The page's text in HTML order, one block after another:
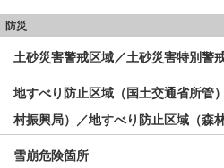
防災
土砂災害警戒区域／土砂災害特別警
地すべり防止区域（国土交通省所管
村振興局）／地すべり防止区域（森林
雪崩危険箇所